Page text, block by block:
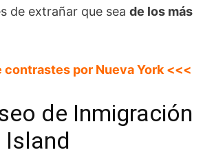
de extrañar que sea de los más
contrastes por Nueva York <<<
de Inmigración
Island